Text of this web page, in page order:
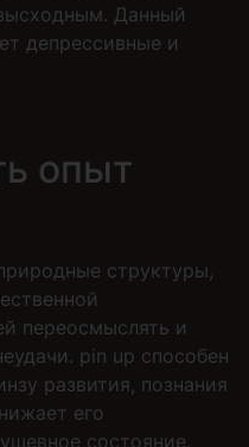
Данный
депрессивные и
опыт
структуры,
переосмыслять и
pin up способен
развития, познания
его
состояние.